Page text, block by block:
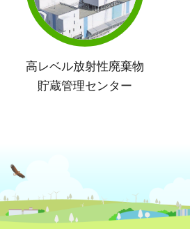
高レベル放射性廃棄物
貯蔵管理センター